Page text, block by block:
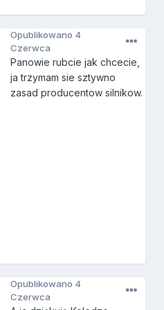
Opublikowano 4
Czerwca
Panowie rubcie jak chcecie,
ja trzymam sie sztywno
zasad producentow silnikow.
Opublikowano 4
Czerwca